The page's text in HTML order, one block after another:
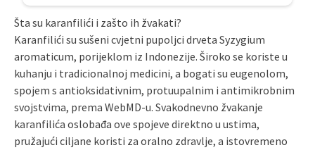
Šta su karanfilići i zašto ih žvakati?
Karanfilići su sušeni cvjetni pupoljci drveta Syzygium
aromaticum, porijeklom iz Indonezije. Široko se koriste u
kuhanju i tradicionalnoj medicini, a bogati su eugenolom,
spojem s antioksidativnim, protuupalnim i antimikrobnim
svojstvima, prema WebMD-u. Svakodnevno žvakanje
karanfilića oslobađa ove spojeve direktno u ustima,
pružajući ciljane koristi za oralno zdravlje, a istovremeno